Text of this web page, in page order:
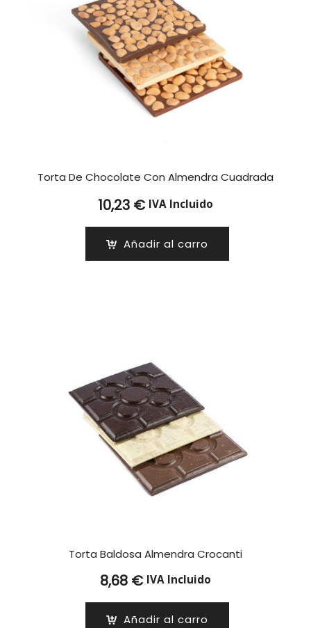
Torta De Chocolate Con Almendra Cuadrada
10,23 € IVA Incluido
Añadir al carro
Torta Baldosa Almendra Crocanti
8,68 € IVA Incluido
Añadir al carro